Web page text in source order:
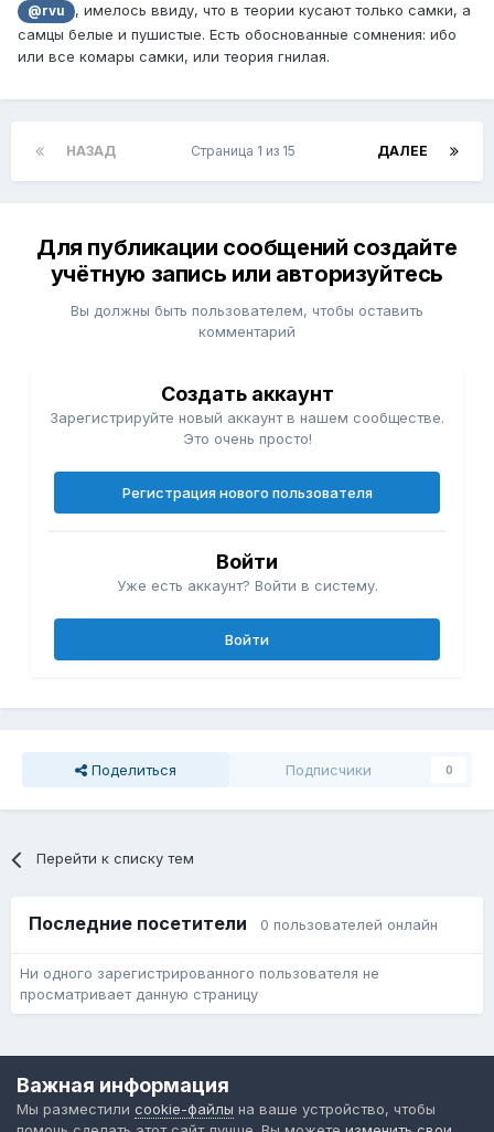
@rvu
, имелось ввиду, что в теории кусают только самки, а
самцы белые и пушистые. Есть обоснованные сомнения: ибо
или все комары самки, или теория гнилая.
НАЗАД ДАЛЕЕ
Страница 1 из 15
Для публикации сообщений создайте
учётную запись или авторизуйтесь
Вы должны быть пользователем, чтобы оставить
комментарий
Создать аккаунт
Зарегистрируйте новый аккаунт в нашем сообществе.
Это очень просто!
Регистрация нового пользователя
Войти
Уже есть аккаунт? Войти в систему.
Войти
Поделиться Подписчики 0
Перейти к списку тем
Последние посетители 0 пользователей онлайн
Ни одного зарегистрированного пользователя не
просматривает данную страницу
Форум общественного транспорта
Powered by Invision Community
Важная информация
Мы разместили cookie-файлы на ваше устройство, чтобы